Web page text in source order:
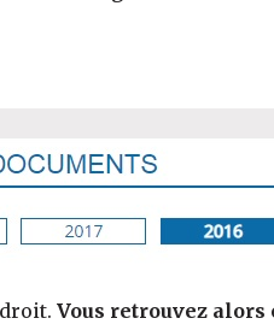
Vous retrouvez